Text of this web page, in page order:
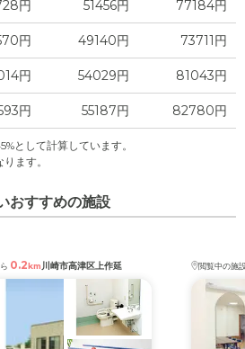
円 51456円 77184円
円 49140円 73711円
円 54029円 81043円
円 55187円 82780円
として計算しています。
ます。
おすすめの施設
0.2km川崎市高津区上作延 閲覧中の施